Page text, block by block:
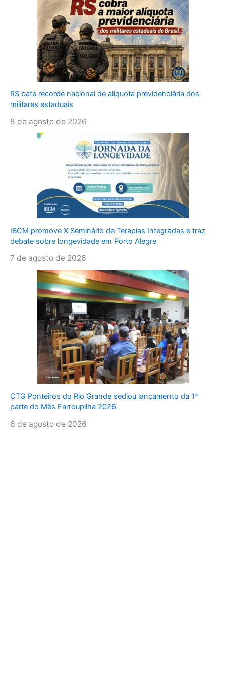
RS bate recorde nacional de alíquota previdenciária dos
militares estaduais
8 de agosto de 2026
IBCM promove X Seminário de Terapias Integradas e traz
debate sobre longevidade em Porto Alegre
7 de agosto de 2026
CTG Ponteiros do Rio Grande sediou lançamento da 1ª
parte do Mês Farroupilha 2026
6 de agosto de 2026